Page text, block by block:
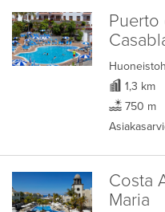
Puerto
1,3 km
750 m
Costa
Maria